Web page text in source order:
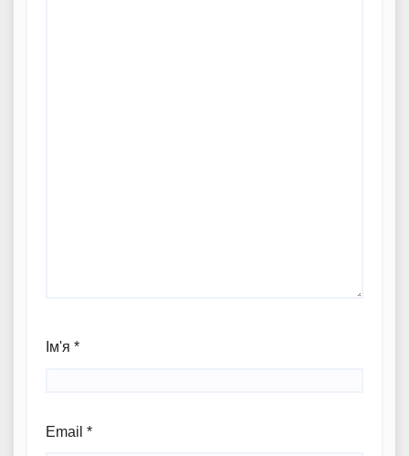
Ім'я *
Email *